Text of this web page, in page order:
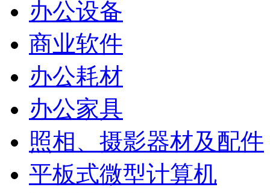
办公设备
商业软件
办公耗材
办公家具
照相、摄影器材及配件
平板式微型计算机